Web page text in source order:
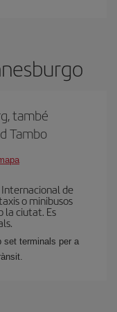
també
Tambo
de
o minibusos
la ciutat. Es
set terminals per a